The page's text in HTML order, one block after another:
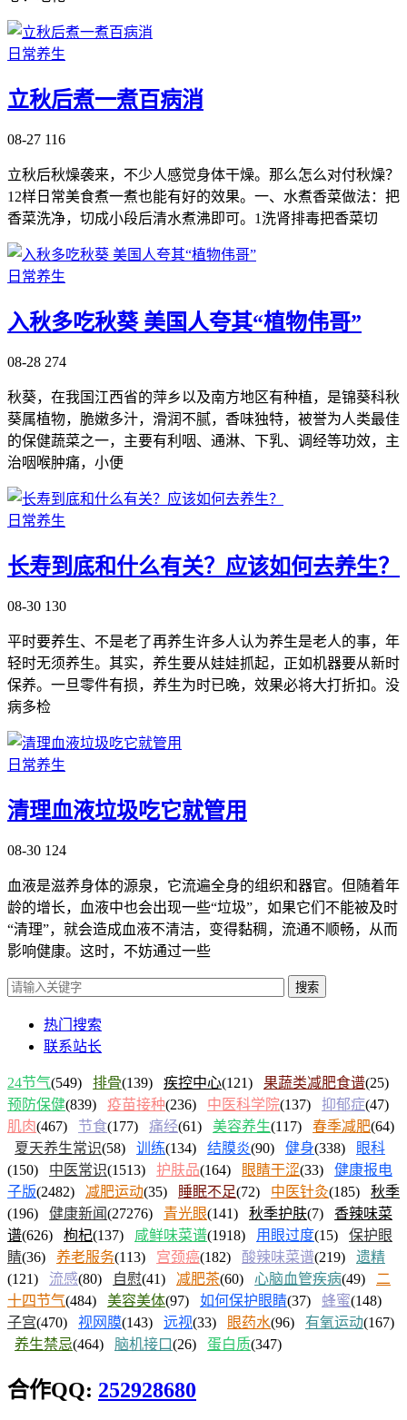
日常养生
立秋后煮一煮百病消
08-27 116
立秋后秋燥袭来，不少人感觉身体干燥。那么怎么对付秋燥？
12样日常美食煮一煮也能有好的效果。一、水煮香菜做法：把
香菜洗净，切成小段后清水煮沸即可。1洗肾排毒把香菜切
日常养生
入秋多吃秋葵 美国人夸其“植物伟哥”
08-28 274
秋葵，在我国江西省的萍乡以及南方地区有种植，是锦葵科秋
葵属植物，脆嫩多汁，滑润不腻，香味独特，被誉为人类最佳
的保健蔬菜之一，主要有利咽、通淋、下乳、调经等功效，主
治咽喉肿痛，小便
日常养生
长寿到底和什么有关？应该如何去养生？
08-30 130
平时要养生、不是老了再养生许多人认为养生是老人的事，年
轻时无须养生。其实，养生要从娃娃抓起，正如机器要从新时
保养。一旦零件有损，养生为时已晚，效果必将大打折扣。没
病多检
日常养生
清理血液垃圾吃它就管用
08-30 124
血液是滋养身体的源泉，它流遍全身的组织和器官。但随着年
龄的增长，血液中也会出现一些“垃圾”，如果它们不能被及时
“清理”，就会造成血液不清洁，变得黏稠，流通不顺畅，从而
影响健康。这时，不妨通过一些
搜索
热门搜索
联系站长
24节气(549) 排骨(139) 疾控中心(121) 果蔬类减肥食谱(25)
预防保健(839) 疫苗接种(236) 中医科学院(137) 抑郁症(47)
肌肉(467) 节食(177) 痛经(61) 美容养生(117) 春季减肥(64)
夏天养生常识(58) 训练(134) 结膜炎(90) 健身(338)
眼科
(150) 中医常识(1513) 护肤品(164) 眼睛干涩(33) 健康报电
子版(2482) 减肥运动(35) 睡眠不足(72) 中医针灸(185) 秋季
(196) 健康新闻(27276) 青光眼(141) 秋季护肤(7) 香辣味菜
谱(626) 枸杞(137) 咸鲜味菜谱(1918) 用眼过度(15) 保护眼
睛(36) 养老服务(113) 宫颈癌(182) 酸辣味菜谱(219) 遗精
(121) 流感(80) 自慰(41) 减肥茶(60) 心脑血管疾病(49) 二
十四节气(484) 美容美体(97) 如何保护眼睛(37) 蜂蜜(148)
子宫(470) 视网膜(143) 远视(33) 眼药水(96) 有氧运动(167)
养生禁忌(464) 脑机接口(26) 蛋白质(347)
合作QQ: 252928680